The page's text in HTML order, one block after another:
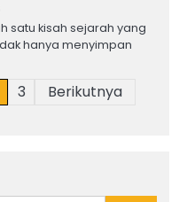
satu kisah sejarah yang
hanya menyimpan
3 Berikutnya